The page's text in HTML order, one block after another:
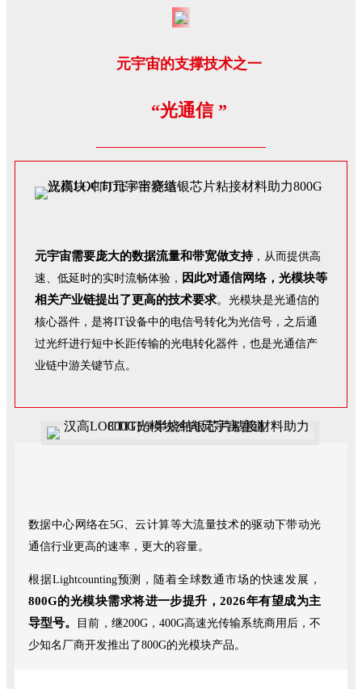
元宇宙的支撑技术之一
“光通信 ”
元宇宙需要庞大的数据流量和带宽做支持，从而提供高
速、低延时的实时流畅体验， 因此对通信网络，光模块等
相关产业链提出了更高的技术要求。 光模块是光通信的
核心器件，是将IT设备中的电信号转化为光信号，之后通
过光纤进行短中长距传输的光电转化器件，也是光通信产
业链中游关键节点。
数据中心网络在5G、云计算等大流量技术的驱动下带动光
通信行业更高的速率，更大的容量。
根据Lightcounting预测，随着全球数通市场的快速发展，
800G的光模块需求将进一步提升，2026年有望成为主
导型号。
目前，继200G，400G高速光传输系统商用后，不
少知名厂商开发推出了800G的光模块产品。